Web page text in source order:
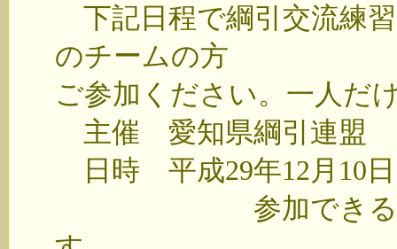
下記日程で綱引交流練
のチームの方
ご参加ください。一人だ
主催 愛知県綱引連盟
日時 平成29年12月10日
参加できる時間帯